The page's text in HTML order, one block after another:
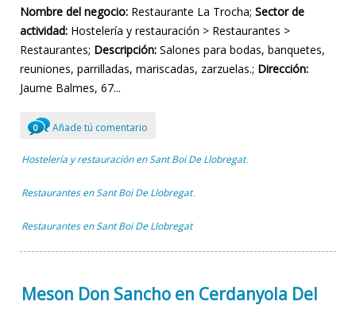
Nombre del negocio: Restaurante La Trocha; Sector de
actividad: Hostelería y restauración > Restaurantes >
Restaurantes; Descripción: Salones para bodas, banquetes,
reuniones, parrilladas, mariscadas, zarzuelas.; Dirección:
Jaume Balmes, 67...
0 Añade tú comentario
Hostelería y restauración en Sant Boi De Llobregat ,
Restaurantes en Sant Boi De Llobregat ,
Restaurantes en Sant Boi De Llobregat
Meson Don Sancho en Cerdanyola Del